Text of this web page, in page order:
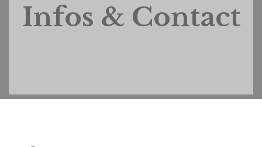
Infos & Contact